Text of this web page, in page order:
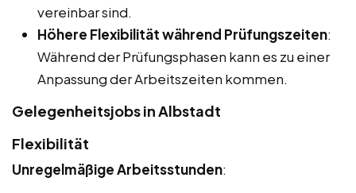
vereinbar sind.
Höhere Flexibilität während Prüfungszeiten:
Während der Prüfungsphasen kann es zu einer
Anpassung der Arbeitszeiten kommen.
Gelegenheitsjobs in Albstadt
Flexibilität
Unregelmäßige Arbeitsstunden: